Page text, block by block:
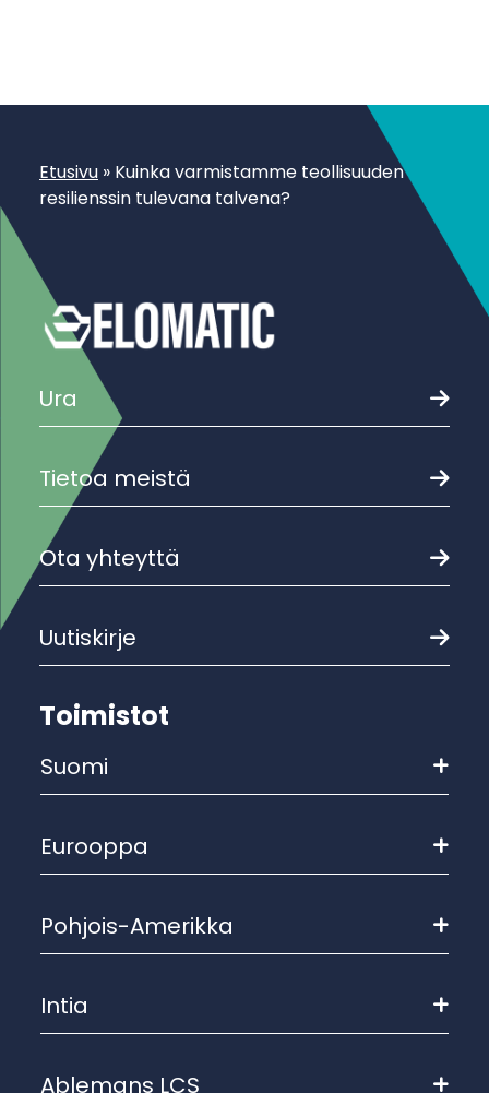
Etusivu » Kuinka varmistamme teollisuuden
resilienssin tulevana talvena?
Ura
Tietoa meistä
Ota yhteyttä
Uutiskirje
Toimistot
Suomi
Eurooppa
Pohjois-Amerikka
Intia
Ablemans LCS